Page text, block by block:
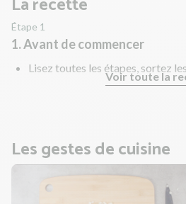
Étape 1
1. Avant de commencer
Lisez toutes les étapes, sortez
nécessaires et rincez les fruits et
Voir toute la
Les gestes de cuisine